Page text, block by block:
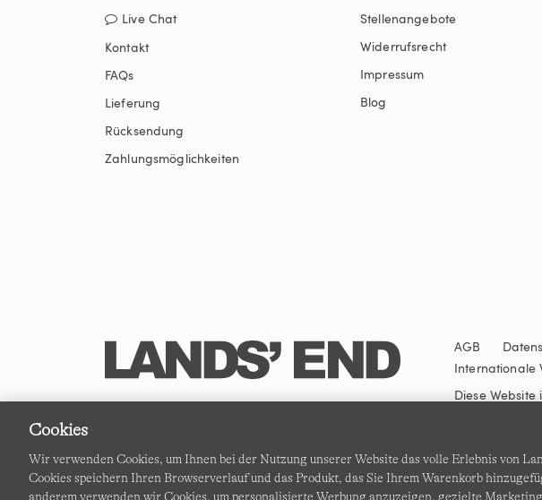
Live Chat
Kontakt
FAQs
Lieferung
Rücksendung
Zahlungsmöglichkeiten
Stellenangebote
Widerrufsrecht
Impressum
Blog
AGB
Internationale
Diese
Cookies
Wir verwenden Cookies, um Ihnen bei der Nutzung unserer Website das volle Erlebnis von
Cookies speichern Ihren Browserverlauf und das Produkt, das Sie Ihrem Warenkorb
anderem verwenden wir Cookies, um personalisierte Werbung anzuzeigen, gezielte